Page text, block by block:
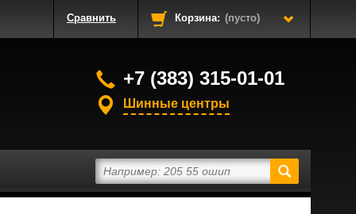
Сравнить Корзина: (пусто)
+7 (383) 315-01-01
Шинные центры